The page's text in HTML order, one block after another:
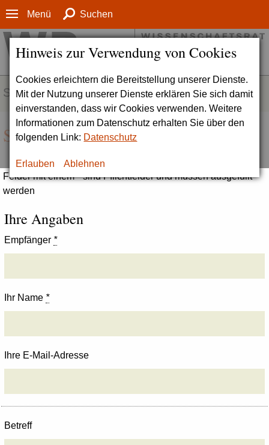
Hinweis zur Verwendung von Cookies
Cookies erleichtern die Bereitstellung unserer Dienste.
Mit der Nutzung unserer Dienste erklären Sie sich damit
einverstanden, dass wir Cookies verwenden. Weitere
Informationen zum Datenschutz erhalten Sie über den
folgenden Link: Datenschutz
Erlauben Ablehnen
Menü Suchen
SERVICE
Seite empfehlen
Felder mit einem * sind Pflichtfelder und müssen ausgefüllt
werden
Ihre Angaben
Empfänger *
Ihr Name *
Ihre E-Mail-Adresse
Betreff